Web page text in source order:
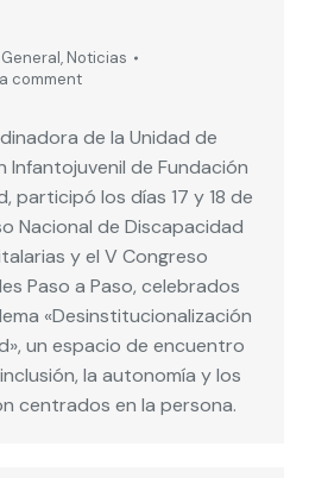
General, Noticias
comment
de la Unidad de
Infantojuvenil de Fundación
participó los días 17 y 18 de
Nacional de Discapacidad
y el V Congreso
Paso a Paso, celebrados
«Desinstitucionalización
un espacio de encuentro
la autonomía y los
centrados en la persona.